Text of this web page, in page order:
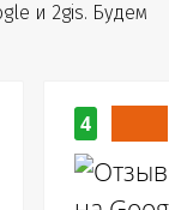
и 2gis. Будем
4